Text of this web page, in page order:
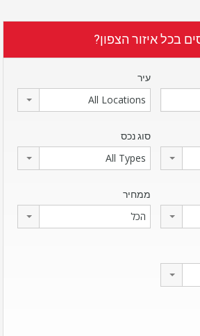
בכל איזור הצפון?
עיר
All Locations
סוג נכס
All Types
ממחיר
הכל